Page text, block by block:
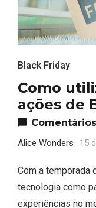
Black Friday
Como
ações de
Alice Wonders 15
Com a temporada
tecnologia como
experiências no